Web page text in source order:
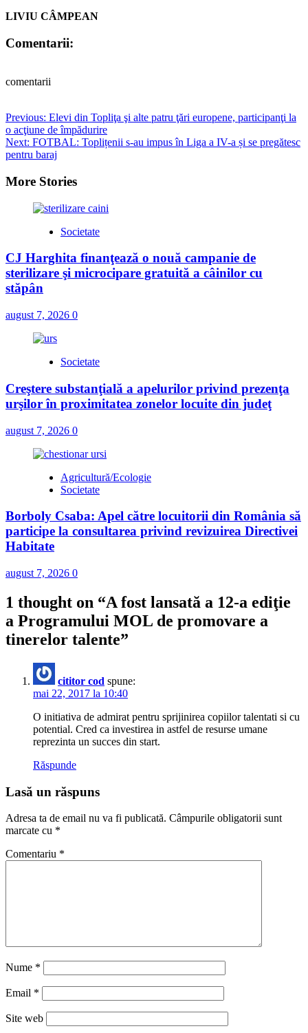
LIVIU CÂMPEAN
Comentarii:
comentarii
Post
navigation
Previous: Elevi din Topliţa şi alte patru ţări europene, participanţi la
o acţiune de împădurire
Next: FOTBAL: Toplițenii s-au impus în Liga a IV-a și se pregătesc
pentru baraj
More Stories
Societate
CJ Harghita finanţează o nouă campanie de
sterilizare şi microcipare gratuită a câinilor cu
stăpân
august 7, 2026 0
Societate
Creştere substanţială a apelurilor privind prezenţa
urşilor în proximitatea zonelor locuite din judeţ
august 7, 2026 0
Agricultură/Ecologie
Societate
Borboly Csaba: Apel către locuitorii din România să
participe la consultarea privind revizuirea Directivei
Habitate
august 7, 2026 0
1 thought on “A fost lansată a 12-a ediţie
a Programului MOL de promovare a
tinerelor talente”
cititor cod spune:
mai 22, 2017 la 10:40
O initiativa de admirat pentru sprijinirea copiilor talentati si cu
potential. Cred ca investirea in astfel de resurse umane
reprezinta un succes din start.
Răspunde
Lasă un răspuns
Adresa ta de email nu va fi publicată. Câmpurile obligatorii sunt
marcate cu *
Comentariu *
Nume *
Email *
Site web